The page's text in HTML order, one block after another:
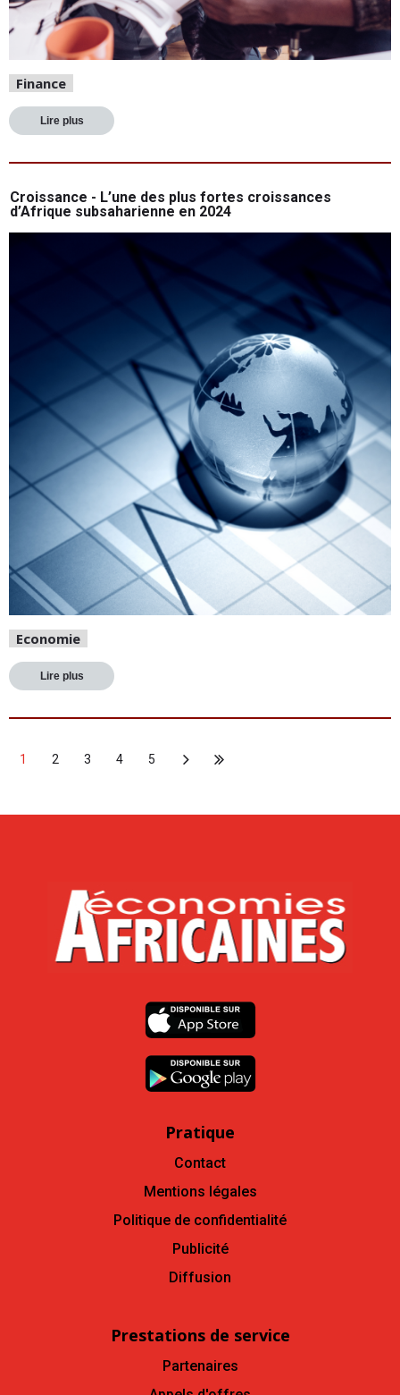
Finance
Lire plus
Croissance - L’une des plus fortes croissances
d’Afrique subsaharienne en 2024
Economie
Lire plus
1 2 3 4 5
Pratique
Contact
Mentions légales
Politique de confidentialité
Publicité
Diffusion
Prestations de service
Partenaires